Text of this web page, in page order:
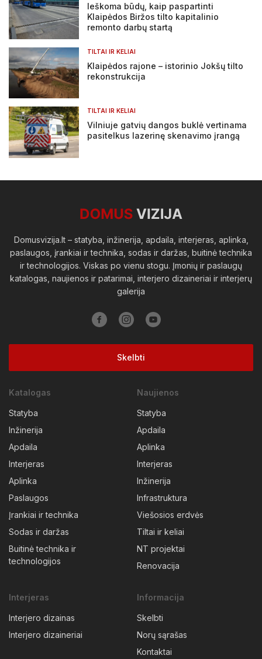
Ieškoma būdų, kaip paspartinti
Klaipėdos Biržos tilto kapitalinio
remonto darbų startą
TILTAI IR KELIAI
Klaipėdos rajone – istorinio Jokšų tilto
rekonstrukcija
TILTAI IR KELIAI
Vilniuje gatvių dangos buklė vertinama
pasitelkus lazerinę skenavimo įrangą
Domusvizija.lt – statyba, inžinerija, apdaila, interjeras, aplinka,
paslaugos, įrankiai ir technika, sodas ir daržas, buitinė technika
ir technologijos. Viskas po vienu stogu. Įmonių ir paslaugų
katalogas, naujienos ir patarimai, interjero dizaineriai ir interjerų
galerija
Skelbti
Katalogas
Statyba
Inžinerija
Apdaila
Interjeras
Aplinka
Paslaugos
Įrankiai ir technika
Sodas ir daržas
Buitinė technika ir
technologijos
Naujienos
Statyba
Apdaila
Aplinka
Interjeras
Inžinerija
Infrastruktura
Viešosios erdvės
Tiltai ir keliai
NT projektai
Renovacija
Interjeras
Interjero dizainas
Interjero dizaineriai
Informacija
Skelbti
Norų sąrašas
Kontaktai